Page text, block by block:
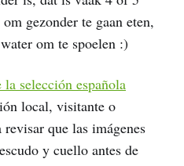
gezonder te gaan eten,
om te spoelen :)
la selección española
local, visitante o
que las imágenes
y cuello antes de